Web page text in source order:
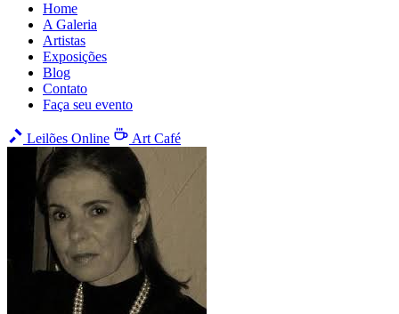
Home
A Galeria
Artistas
Exposições
Blog
Contato
Faça seu evento
Leilões Online Art Café